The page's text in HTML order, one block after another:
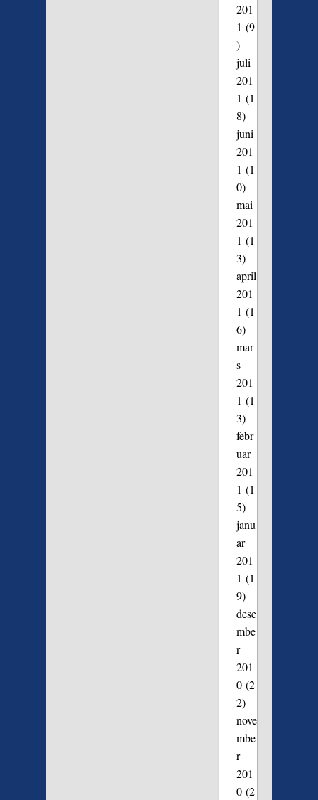
201
1 (9
)
juli
201
1 (1
8)
juni
201
1 (1
0)
mai
201
1 (1
3)
april
201
1 (1
6)
mar
s
201
1 (1
3)
febr
uar
201
1 (1
5)
janu
ar
201
1 (1
9)
dese
mbe
r
201
0(2
2)
nove
mbe
r
201
0(2